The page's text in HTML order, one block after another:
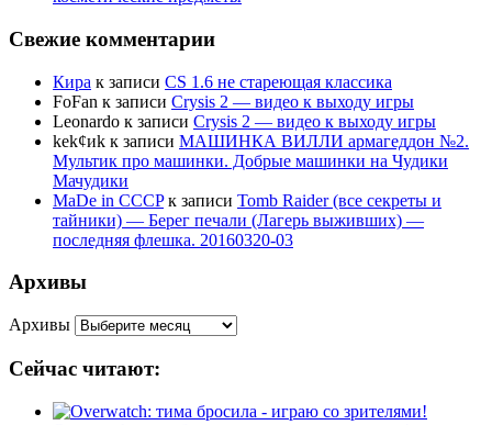
Свежие комментарии
Кира к записи CS 1.6 не стареющая классика
FoFan к записи Crysis 2 — видео к выходу игры
Leonardo к записи Crysis 2 — видео к выходу игры
kek¢иk к записи МАШИНКА ВИЛЛИ армагеддон №2.
Мультик про машинки. Добрые машинки на Чудики
Мачудики
MaDe in CCCPк записи Tomb Raider (все секреты и
тайники) — Берег печали (Лагерь выживших) —
последняя флешка. 20160320-03
Архивы
Архивы
Сейчас читают: